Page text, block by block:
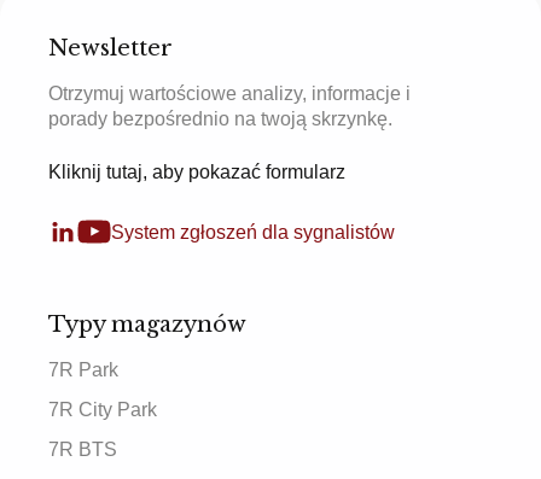
Newsletter
Otrzymuj wartościowe analizy, informacje i
porady bezpośrednio na twoją skrzynkę.
Kliknij tutaj, aby pokazać formularz
System zgłoszeń dla sygnalistów
Typy magazynów
7R Park
7R City Park
7R BTS